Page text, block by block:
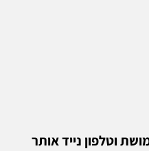
וטלפון נייד אותר